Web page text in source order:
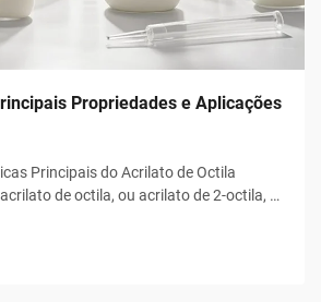
Propriedades e Aplicações
Principais do Acrilato de Octila
de octila, ou acrilato de 2-octila, é